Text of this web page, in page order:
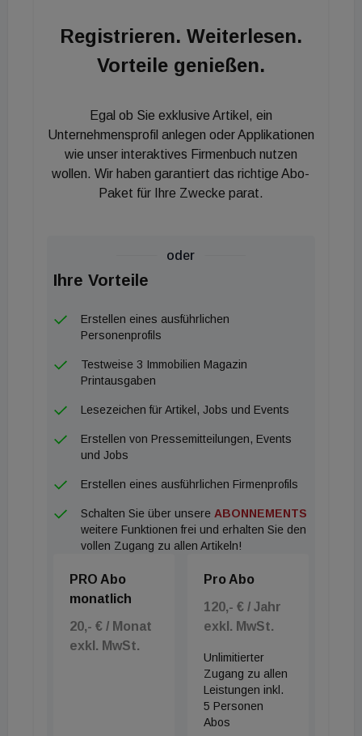
der Projektentwickler einen Fitness- und Yoga-
Raum, ein hybrides Waschsalon-Café und
Terrasse und Grillanlagen, um den Aus-tausch unter
den Bewohnern zu fördern und eine Community
entstehen zu lassen. Zudem wird es einen
Housekeeping-Service und einen Ansprechpartner
beziehungsweise Community-Manager geben. Eine
das Zutrittsmanagement mit nur einer Karte
ermöglicht. Die Fertigstellung ist für das zweite
Quartal 2022 geplant.
Registrieren. Weiterlesen.
Vorteile genießen.
Egal ob Sie exklusive Artikel, ein
Unternehmensprofil anlegen oder Applikationen
wie unser interaktives Firmenbuch nutzen
wollen. Wir haben garantiert das richtige Abo-
Paket für Ihre Zwecke parat.
oder
Ihre Vorteile
Erstellen eines ausführlichen
Personenprofils
Testweise 3 Immobilien Magazin
Printausgaben
Lesezeichen für Artikel, Jobs und Events
Erstellen von Pressemitteilungen, Events
und Jobs
Erstellen eines ausführlichen Firmenprofils
Schalten Sie über unsere ABONNEMENTS
weitere Funktionen frei und erhalten Sie den
vollen Zugang zu allen Artikeln!
PRO Abo
monatlich
20,- € / Monat
exkl. MwSt.
Pro Abo
120,- € / Jahr
exkl. MwSt.
Unlimitierter
Zugang zu allen
Leistungen inkl.
5 Personen
Abos